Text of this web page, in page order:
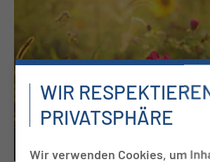
WIR
PRIVATSPHÄRE
Wir verwenden Cookies, um